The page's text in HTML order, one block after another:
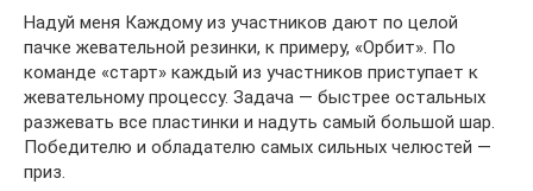
Надуй меня Каждому из участников дают по целой
пачке жевательной резинки, к примеру, «Орбит». По
команде «старт» каждый из участников приступает к
жевательному процессу. Задача — быстрее остальных
разжевать все пластинки и надуть самый большой шар.
Победителю и обладателю самых сильных челюстей —
приз.